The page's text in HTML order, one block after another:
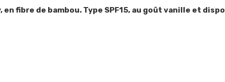
fibre de bambou. Type SPF15, au goût vanille et